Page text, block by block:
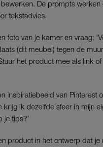
De prompts werken
tekstadvies.
foto van je kamer en vraag:
(dit meubel) tegen de
het product mee als link of
inspiratiebeeld van Pinterest
krijg ik dezelfde sfeer in mijn
je tips?’
product in het ontwerp dat je